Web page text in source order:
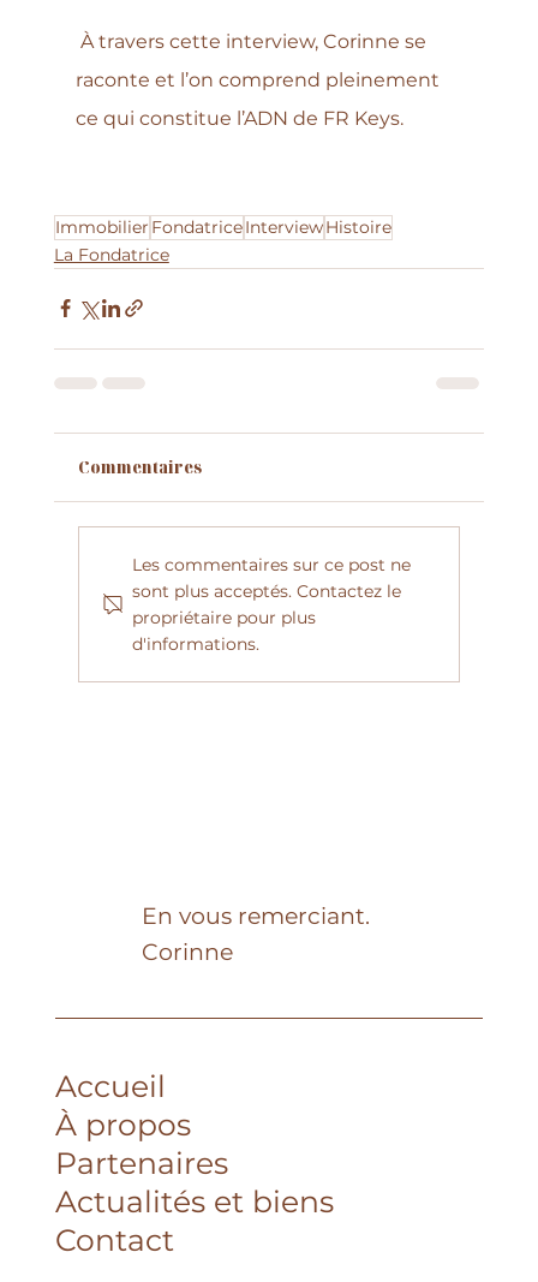
À travers cette interview, Corinne se
raconte et l’on comprend pleinement
ce qui constitue l’ADN de FR Keys.
Immobilier FondatriceInterviewHistoire
La Fondatrice
Commentaires
Les commentaires sur ce post ne
sont plus acceptés. Contactez le
propriétaire pour plus
d'informations.
En vous remerciant.
Corinne
Accueil
À propos
Partenaires
Actualités et biens
Contact